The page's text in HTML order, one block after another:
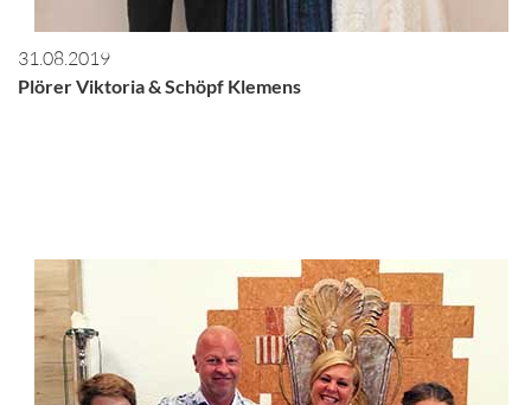
31.08.2019
Plörer Viktoria & Schöpf Klemens